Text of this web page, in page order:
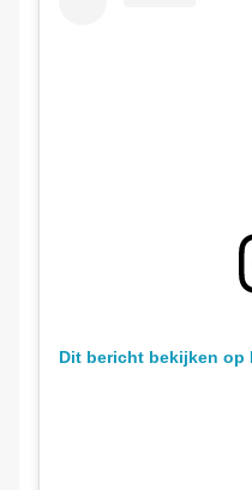
Dit bericht bekijken op